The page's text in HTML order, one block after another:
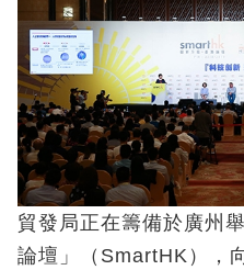
貿發局正在籌備於廣州
論壇」（SmartHK），